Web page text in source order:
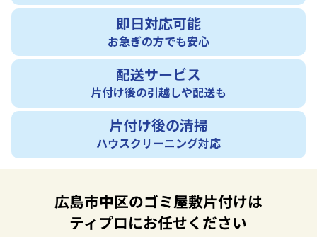
即日対応可能
お急ぎの方でも安心
配送サービス
片付け後の引越しや配送も
片付け後の清掃
ハウスクリーニング対応
広島市中区のゴミ屋敷片付けは
ティプロにお任せください